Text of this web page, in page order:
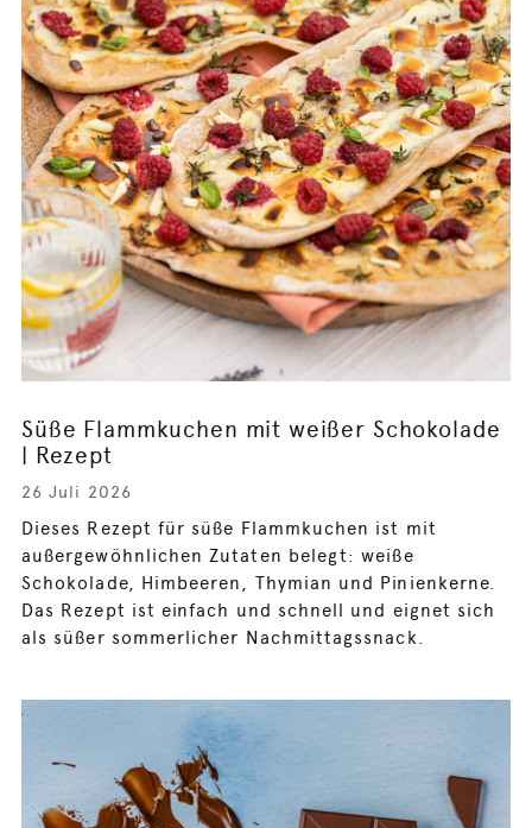
Süße Flammkuchen mit weißer Schokolade
| Rezept
26 Juli 2026
Dieses Rezept für süße Flammkuchen ist mit
außergewöhnlichen Zutaten belegt: weiße
Schokolade, Himbeeren, Thymian und Pinienkerne.
Das Rezept ist einfach und schnell und eignet sich
als süßer sommerlicher Nachmittagssnack.